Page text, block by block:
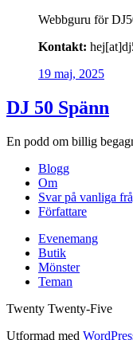
Webbguru för
Kontakt:
19 maj, 2025
DJ 50 Spänn
En podd om billig
Blogg
Om
Svar på vanliga
Författare
Evenemang
Butik
Mönster
Teman
Twenty Twenty-Five
Utformad med